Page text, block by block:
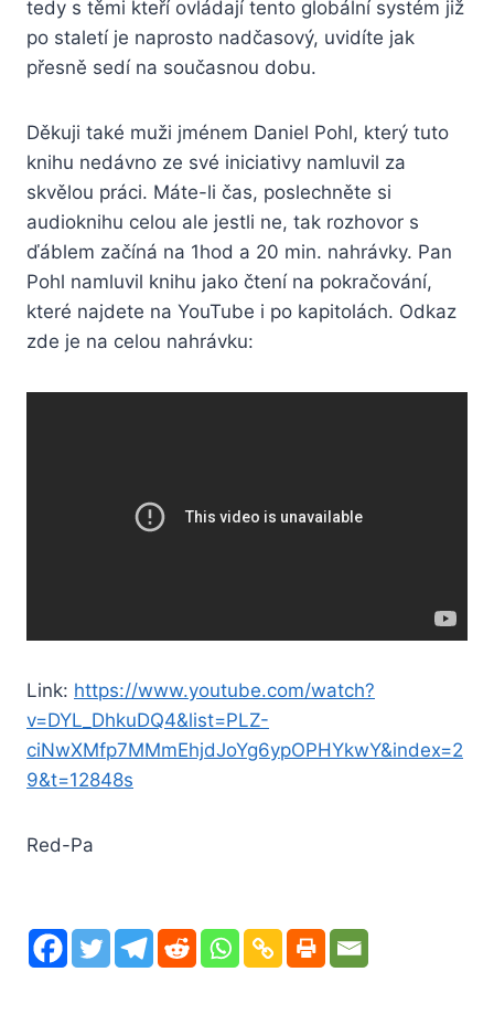
tedy s těmi kteří ovládají tento globální systém již
po staletí je naprosto nadčasový, uvidíte jak
přesně sedí na současnou dobu.
Děkuji také muži jménem Daniel Pohl, který tuto
knihu nedávno ze své iniciativy namluvil za
skvělou práci. Máte-li čas, poslechněte si
audioknihu celou ale jestli ne, tak rozhovor s
ďáblem začíná na 1hod a 20 min. nahrávky. Pan
Pohl namluvil knihu jako čtení na pokračování,
které najdete na YouTube i po kapitolách. Odkaz
zde je na celou nahrávku:
Link: https://www.youtube.com/watch?
v=DYL_DhkuDQ4&list=PLZ-
ciNwXMfp7MMmEhjdJoYg6ypOPHYkwY&index=2
9&t=12848s
Red-Pa